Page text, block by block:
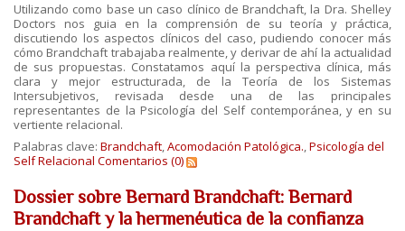
Utilizando como base un caso clínico de Brandchaft, la Dra. Shelley
Doctors nos guia en la comprensión de su teoría y práctica,
discutiendo los aspectos clínicos del caso, pudiendo conocer más
cómo Brandchaft trabajaba realmente, y derivar de ahí la actualidad
de sus propuestas. Constatamos aquí la perspectiva clínica, más
clara y mejor estructurada, de la Teoría de los Sistemas
Intersubjetivos, revisada desde una de las principales
representantes de la Psicología del Self contemporánea, y en su
vertiente relacional.
Palabras clave: Brandchaft,Acomodación Patológica.,Psicología del
Self Relacional Comentarios (0)
Dossier sobre Bernard Brandchaft: Bernard
Brandchaft y la hermenéutica de la confianza